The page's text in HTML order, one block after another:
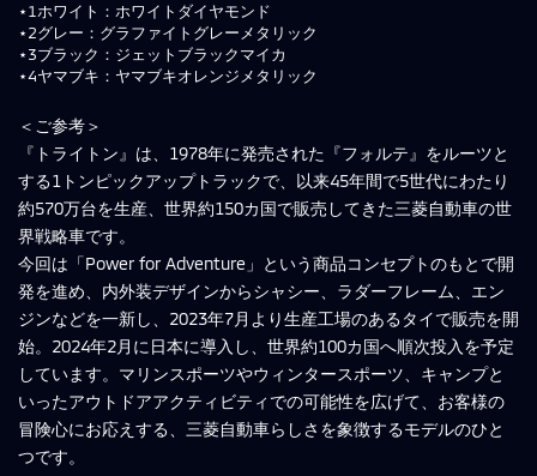
⋆1ホワイト：ホワイトダイヤモンド
⋆2グレー：グラファイトグレーメタリック
⋆3ブラック：ジェットブラックマイカ
⋆4ヤマブキ：ヤマブキオレンジメタリック
＜ご参考＞
『トライトン』は、1978年に発売された『フォルテ』をルーツと
する1トンピックアップトラックで、以来45年間で5世代にわたり
約570万台を生産、世界約150カ国で販売してきた三菱自動車の世
界戦略車です。
今回は「Power for Adventure」という商品コンセプトのもとで開
発を進め、内外装デザインからシャシー、ラダーフレーム、エン
ジンなどを一新し、2023年7月より生産工場のあるタイで販売を開
始。2024年2月に日本に導入し、世界約100カ国へ順次投入を予定
しています。マリンスポーツやウィンタースポーツ、キャンプと
いったアウトドアアクティビティでの可能性を広げて、お客様の
冒険心にお応えする、三菱自動車らしさを象徴するモデルのひと
つです。